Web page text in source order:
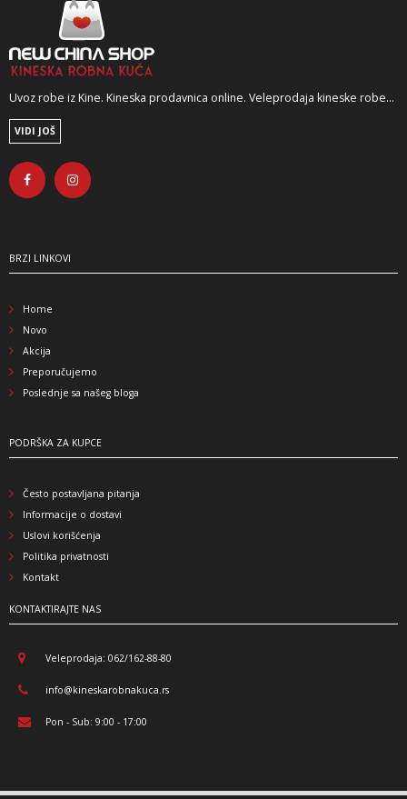
Uvoz robe iz Kine. Kineska prodavnica online. Veleprodaja kineske robe...
VIDI JOŠ
BRZI LINKOVI
Home
Novo
Akcija
Preporučujemo
Poslednje sa našeg bloga
PODRŠKA ZA KUPCE
Često postavljana pitanja
Informacije o dostavi
Uslovi korišćenja
Politika privatnosti
Kontakt
KONTAKTIRAJTE NAS
Veleprodaja: 062/162-88-80
info@kineskarobnakuca.rs
Pon - Sub: 9:00 - 17:00